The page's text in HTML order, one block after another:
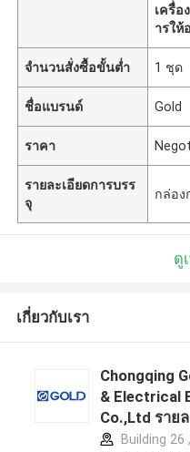
เครื่อ
ารให้
จำนวนสั่งซื้อขั้นต่ำ 1 ชุด
ชื่อแบรนด์ Gold
ราคา
รายละเอียดการบรร
จุ
กล่อง
ดู
เกี่ยวกับเรา
Chongqing
& Electrical
Co.,Ltd ราย
Building